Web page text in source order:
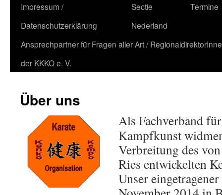
springen
Impressum /
Datenschutzerklärung
Sectie
Nederland
Termine
Ansprechpartner für Fragen aller Art /
der KKKO e. V.
Über uns
Als Fachverband
Kampfkunst
Verbreitung des
Ries entwickelten
Unser